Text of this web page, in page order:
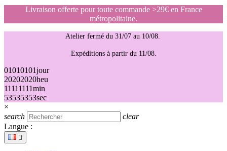
Livraison offerte pour toute commande >29€ en France
métropolitaine.
Atelier fermé du 31/07 au 10/08.
Expéditions à partir du 11/08.
01010101jour
20202020heu
11111111min
53535353sec
×
search
clear
Langue :
